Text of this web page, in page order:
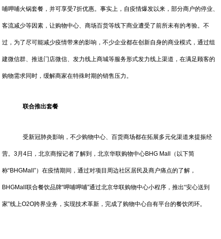
哺呷哺火锅套餐，并可享受7折优惠。事实上，自疫情爆发以来，部分商户的停业、
客流减少等因素，让购物中心、商场百货等线下商业遭受了前所未有的考验。不
过，为了尽可能减少疫情带来的影响，不少企业都在创新自身的商业模式，通过组
建微信群、推送门店微信、发力线上商城等服务形式发力线上渠道，在满足顾客的
购物需求同时，缓解商家在特殊时期的销售压力。
联合推出套餐
受新冠肺炎影响，不少购物中心、百货商场都在拓展多元化渠道来提振经
营。3月4日，北京商报记者了解到，北京华联购物中心BHG Mall（以下简
称“BHGMall”）在疫情期间，通过对项目周边社区居民及商户痛点的了解，
BHGMall联合餐饮品牌“呷哺呷哺”通过北京华联购物中心小程序，推出“安心送到
家”线上O2O跨界业务，实现技术革新，完成了购物中心自有平台的餐饮闭环。